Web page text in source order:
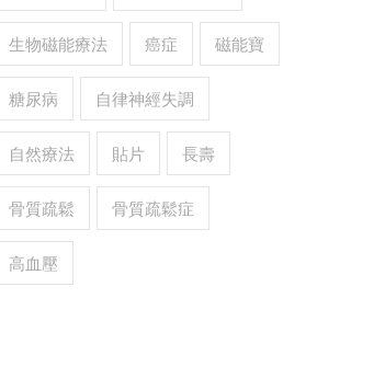
生物磁能療法 癌症 磁能寶
糖尿病 自律神經失調
自然療法 貼片 長壽
骨質疏鬆 骨質疏鬆症
高血壓